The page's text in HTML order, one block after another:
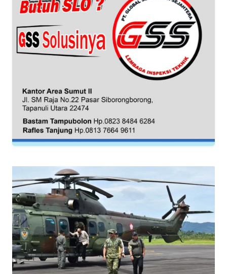
PAPUA
BARAT
WN
SERAMBI
WN
WN
SULTRA
WN
NTB
WN
SULTENG